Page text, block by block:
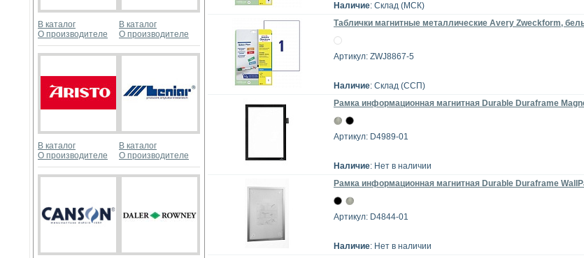
В каталог
О производителе
В каталог
О производителе
В каталог
О производителе
В каталог
О производителе
Наличие: Склад (МСК)
Таблички магнитные металлические Avery Zweckform,
Артикул: ZWJ8867-5
Наличие: Склад (ССП)
Рамка информационная магнитная Durable Duraframe
Артикул: D4989-01
Наличие: Нет в наличии
Рамка информационная магнитная Durable Duraframe
Артикул: D4844-01
Наличие: Нет в наличии